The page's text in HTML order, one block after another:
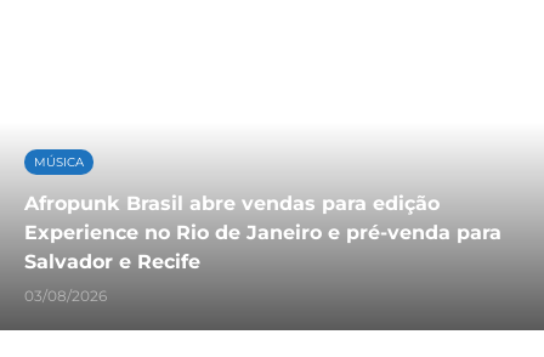
MÚSICA
Afropunk Brasil abre vendas para edição
Experience no Rio de Janeiro e pré-venda para
Salvador e Recife
03/08/2026